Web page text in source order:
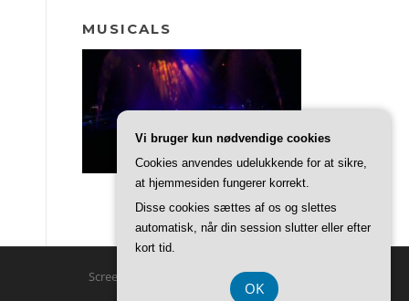
MUSICALS
Screenr parallax theme af FameThemes
Vi bruger kun nødvendige cookies
Cookies anvendes udelukkende for at sikre,
at hjemmesiden fungerer korrekt.
Disse cookies sættes af os og slettes
automatisk, når din session slutter eller efter
kort tid.
OK